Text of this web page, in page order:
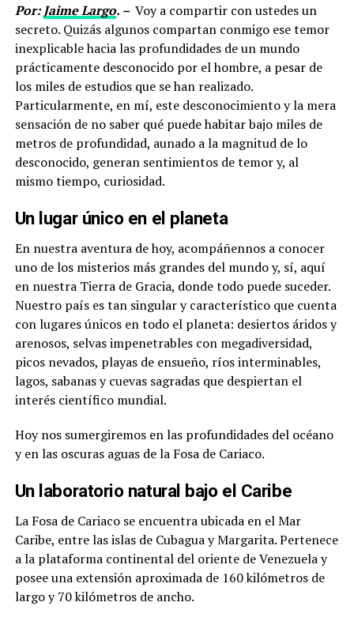
Por:Jaime Largo. – Voy a compartir con ustedes un
secreto. Quizás algunos compartan conmigo ese temor
inexplicable hacia las profundidades de un mundo
prácticamente desconocido por el hombre, a pesar de
los miles de estudios que se han realizado.
Particularmente, en mí, este desconocimiento y la mera
sensación de no saber qué puede habitar bajo miles de
metros de profundidad, aunado a la magnitud de lo
desconocido, generan sentimientos de temor y, al
mismo tiempo, curiosidad.
Un lugar único en el planeta
En nuestra aventura de hoy, acompáñennos a conocer
uno de los misterios más grandes del mundo y, sí, aquí
en nuestra Tierra de Gracia, donde todo puede suceder.
Nuestro país es tan singular y característico que cuenta
con lugares únicos en todo el planeta: desiertos áridos y
arenosos, selvas impenetrables con megadiversidad,
picos nevados, playas de ensueño, ríos interminables,
lagos, sabanas y cuevas sagradas que despiertan el
interés científico mundial.
Hoy nos sumergiremos en las profundidades del océano
y en las oscuras aguas de la Fosa de Cariaco.
Un laboratorio natural bajo el Caribe
La Fosa de Cariaco se encuentra ubicada en el Mar
Caribe, entre las islas de Cubagua y Margarita. Pertenece
a la plataforma continental del oriente de Venezuela y
posee una extensión aproximada de 160 kilómetros de
largo y 70 kilómetros de ancho.